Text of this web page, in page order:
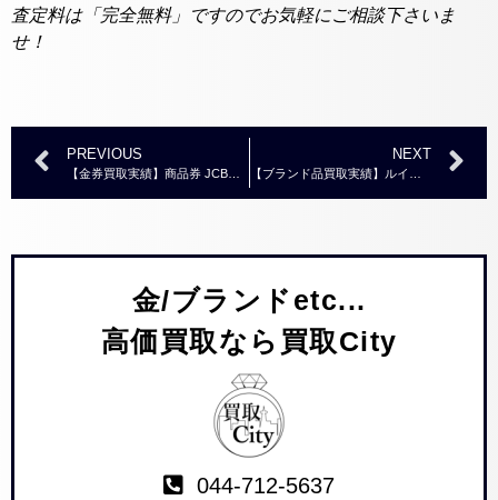
査定料は「完全無料」ですのでお気軽にご相談下さいま
せ！
PREVIOUS
【金券買取実績】商品券 JCBギフトカード 1,000円
NEXT
【ブランド品買取実績】ルイヴィトン エセンシャルV スキン ネックレス GP M00635 ￥30,000～￥35,000
金/ブランドetc...
高価買取なら買取City
044-712-5637